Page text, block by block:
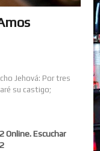
Jehová: Por tres
su castigo;
Online. Escuchar